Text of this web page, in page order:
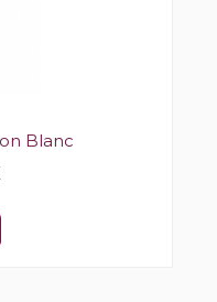
Blanc